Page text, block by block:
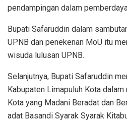
pendampingan dalam
Bupati Safaruddin dalam
UPNB dan penekenan MoU itu
wisuda lulusan UPNB.
Selanjutnya, Bupati Safaruddin
Kabupaten Limapuluh Kota
Kota yang Madani Beradat dan
adat Basandi Syarak Syarak